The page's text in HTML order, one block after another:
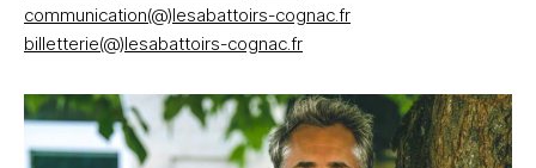
communication(@)lesabattoirs-cognac.fr
billetterie(@)lesabattoirs-cognac.fr